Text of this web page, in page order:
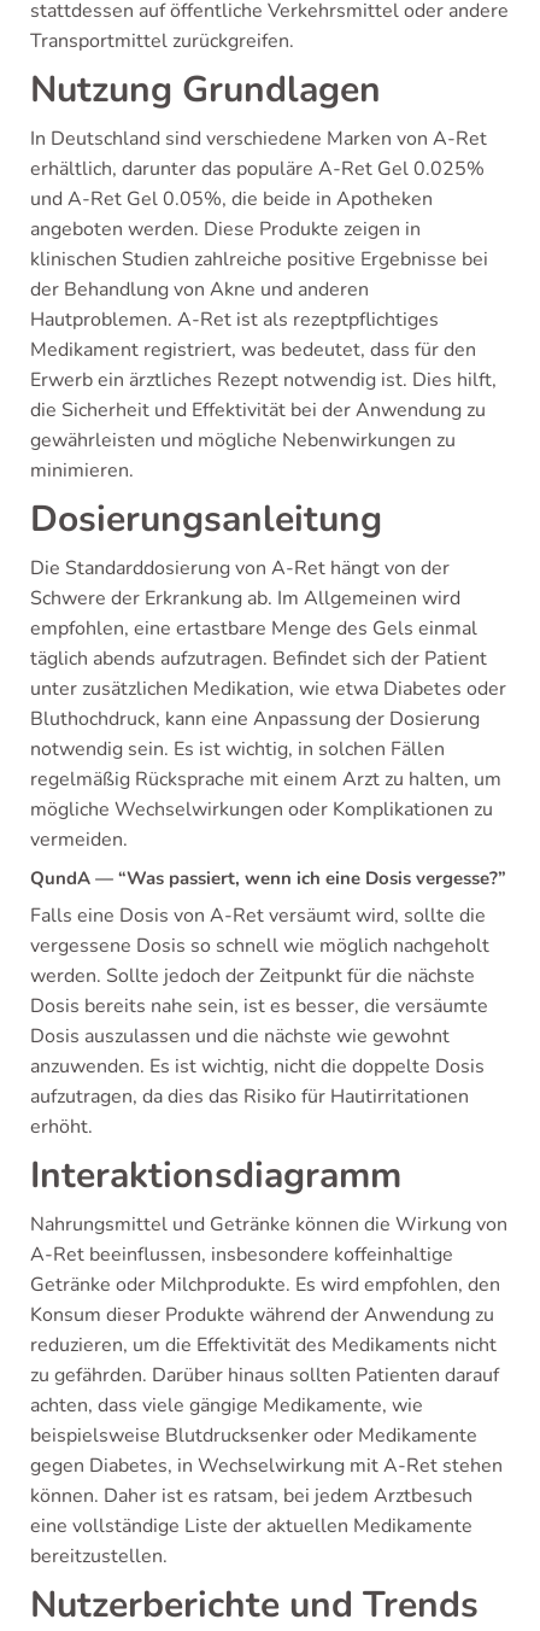
stattdessen auf öffentliche Verkehrsmittel oder andere
Transportmittel zurückgreifen.
Nutzung Grundlagen
In Deutschland sind verschiedene Marken von A-Ret
erhältlich, darunter das populäre A-Ret Gel 0.025%
und A-Ret Gel 0.05%, die beide in Apotheken
angeboten werden. Diese Produkte zeigen in
klinischen Studien zahlreiche positive Ergebnisse bei
der Behandlung von Akne und anderen
Hautproblemen. A-Ret ist als rezeptpflichtiges
Medikament registriert, was bedeutet, dass für den
Erwerb ein ärztliches Rezept notwendig ist. Dies hilft,
die Sicherheit und Effektivität bei der Anwendung zu
gewährleisten und mögliche Nebenwirkungen zu
minimieren.
Dosierungsanleitung
Die Standarddosierung von A-Ret hängt von der
Schwere der Erkrankung ab. Im Allgemeinen wird
empfohlen, eine ertastbare Menge des Gels einmal
täglich abends aufzutragen. Befindet sich der Patient
unter zusätzlichen Medikation, wie etwa Diabetes oder
Bluthochdruck, kann eine Anpassung der Dosierung
notwendig sein. Es ist wichtig, in solchen Fällen
regelmäßig Rücksprache mit einem Arzt zu halten, um
mögliche Wechselwirkungen oder Komplikationen zu
vermeiden.
QundA — “Was passiert, wenn ich eine Dosis vergesse?”
Falls eine Dosis von A-Ret versäumt wird, sollte die
vergessene Dosis so schnell wie möglich nachgeholt
werden. Sollte jedoch der Zeitpunkt für die nächste
Dosis bereits nahe sein, ist es besser, die versäumte
Dosis auszulassen und die nächste wie gewohnt
anzuwenden. Es ist wichtig, nicht die doppelte Dosis
aufzutragen, da dies das Risiko für Hautirritationen
erhöht.
Interaktionsdiagramm
Nahrungsmittel und Getränke können die Wirkung von
A-Ret beeinflussen, insbesondere koffeinhaltige
Getränke oder Milchprodukte. Es wird empfohlen, den
Konsum dieser Produkte während der Anwendung zu
reduzieren, um die Effektivität des Medikaments nicht
zu gefährden. Darüber hinaus sollten Patienten darauf
achten, dass viele gängige Medikamente, wie
beispielsweise Blutdrucksenker oder Medikamente
gegen Diabetes, in Wechselwirkung mit A-Ret stehen
können. Daher ist es ratsam, bei jedem Arztbesuch
eine vollständige Liste der aktuellen Medikamente
bereitzustellen.
Nutzerberichte und Trends